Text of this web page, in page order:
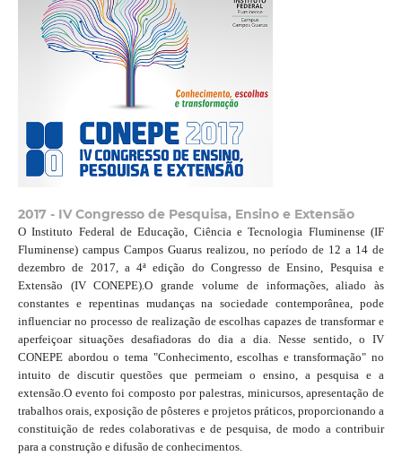
2017 - IV Congresso de Pesquisa, Ensino e Extensão
O Instituto Federal de Educação, Ciência e Tecnologia Fluminense (IF
Fluminense) campus Campos Guarus realizou, no período de 12 a 14 de
dezembro de 2017, a 4ª edição do Congresso de Ensino, Pesquisa e
Extensão (IV CONEPE).O grande volume de informações, aliado às
constantes e repentinas mudanças na sociedade contemporânea, pode
influenciar no processo de realização de escolhas capazes de transformar e
aperfeiçoar situações desafiadoras do dia a dia. Nesse sentido, o IV
CONEPE abordou o tema "Conhecimento, escolhas e transformação" no
intuito de discutir questões que permeiam o ensino, a pesquisa e a
extensão.O evento foi composto por palestras, minicursos, apresentação de
trabalhos orais, exposição de pôsteres e projetos práticos, proporcionando a
constituição de redes colaborativas e de pesquisa, de modo a contribuir
para a construção e difusão de conhecimentos.